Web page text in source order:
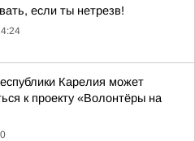
если ты нетрезв!
Карелия может
к проекту «Волонтёры на